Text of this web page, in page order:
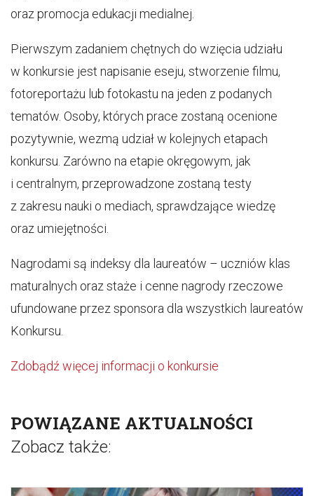
oraz promocja edukacji medialnej.
Pierwszym zadaniem chętnych do wzięcia udziału
w konkursie jest napisanie eseju, stworzenie filmu,
fotoreportażu lub fotokastu na jeden z podanych
tematów. Osoby, których prace zostaną ocenione
pozytywnie, wezmą udział w kolejnych etapach
konkursu. Zarówno na etapie okręgowym, jak
i centralnym, przeprowadzone zostaną testy
z zakresu nauki o mediach, sprawdzające wiedzę
oraz umiejętności.
Nagrodami są indeksy dla laureatów – uczniów klas
maturalnych oraz staże i cenne nagrody rzeczowe
ufundowane przez sponsora dla wszystkich laureatów
Konkursu.
Zdobądź więcej informacji o konkursie
POWIĄZANE AKTUALNOŚCI
Zobacz także: